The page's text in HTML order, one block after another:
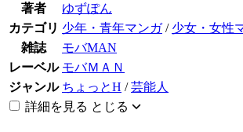
著者
ゆずぽん
カテゴリ 少年・青年マンガ/ 少女・女性
雑誌
モバMAN
レーベル モバＭＡＮ
ジャンル ちょっとH /芸能人
詳細を見る とじる